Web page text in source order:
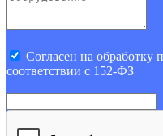
Cогласен на обработку
соответствии с 152-ФЗ